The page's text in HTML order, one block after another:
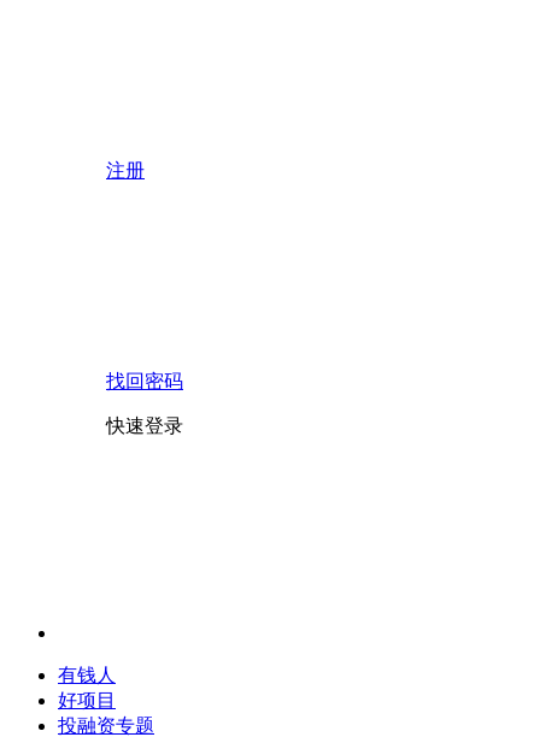
注册
找回密码
快速登录
有钱人
好项目
投融资专题